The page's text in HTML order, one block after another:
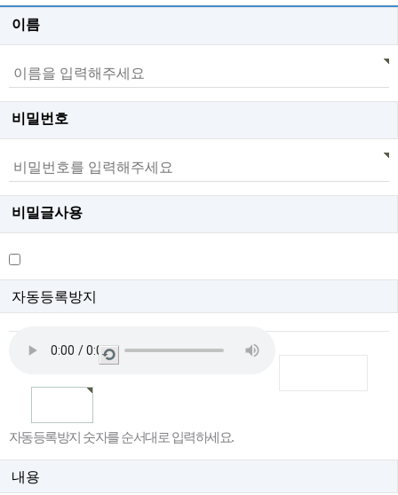
이름
비밀번호
비밀글사용
자동등록방지
새
자동등록방지 숫자를 순서대로 입력하세요.
내용